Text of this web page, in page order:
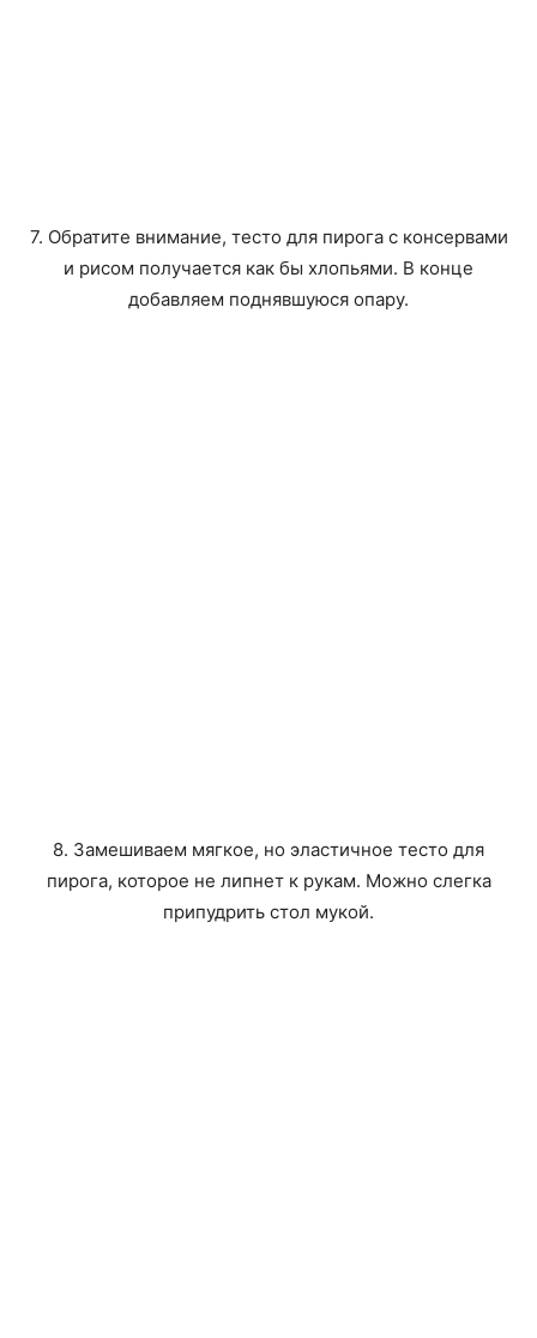
7. Обратите внимание, тесто для пирога с консервами
и рисом получается как бы хлопьями. В конце
добавляем поднявшуюся опару.
8. Замешиваем мягкое, но эластичное тесто для
пирога, которое не липнет к рукам. Можно слегка
припудрить стол мукой.